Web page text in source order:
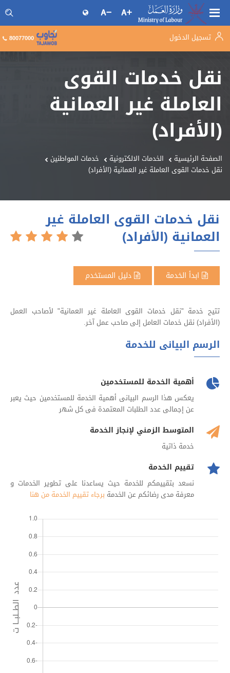
البحث فى موقع وزارة العمل تسجيل الدخول 80077000
نقل خدمات القوى
العاملة غير العمانية
(الأفراد)
الصفحة الرئيسية الخدمات الالكترونية
خدمات المواطنين
نقل خدمات القوى العاملة غير العمانية (الأفراد)
نقل خدمات القوى العاملة غير
العمانية (الأفراد)
ابدأ الخدمة دليل المستخدم
تتيح خدمة "نقل خدمات القوى العاملة غير العمانية" لأصاحب العمل
(الأفراد) نقل خدمات العامل إلى صاحب عمل آخر.
الرسم البيانى للخدمة
أهمية الخدمة للمستخدمين
يعكس هذا الرسم البيانى أهمية الخدمة للمستخدمين حيث يعبر
عن إجمالى عدد الطلبات المعتمدة فى كل شهر
المتوسط الزمني لإنجاز الخدمة
خدمة ذاتية
تقييم الخدمة
نسعد بتقييمكم للخدمة حيث يساعدنا على تطوير الخدمات و
معرفة مدى رضائكم عن الخدمة برجاء تقييم الخدمة من هنا